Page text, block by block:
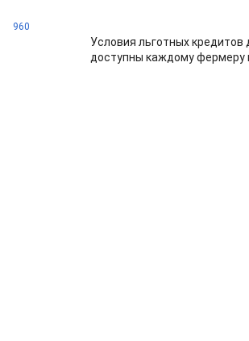
960
Условия льготных
доступны каждому фермеру